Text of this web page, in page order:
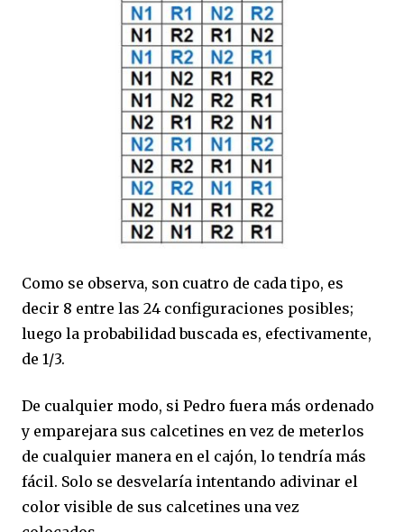
Como se observa, son cuatro de cada tipo, es
decir 8 entre las 24 configuraciones posibles;
luego la probabilidad buscada es, efectivamente,
de 1/3.
De cualquier modo, si Pedro fuera más ordenado
y emparejara sus calcetines en vez de meterlos
de cualquier manera en el cajón, lo tendría más
fácil. Solo se desvelaría intentando adivinar el
color visible de sus calcetines una vez